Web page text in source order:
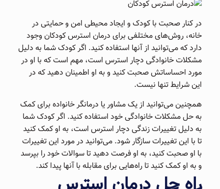
در کنار صحبت با کودک و ایجاد محیطی امن و حمایتی در
خانه، روش‌های مختلفی برای درمان استرس کودکان وجود
دارد که می‌توانید از آنها استفاده کنید. اگر کودک شما به دلیل
مشکلات خانوادگی دچار استرس است، مهم است که با او در
مورد احساساتش صحبت کنید و به او اطمینان دهید که در
این شرایط تنها نیست.
همچنین می‌توانید از یک مشاور یا درمانگر خانواده برای کمک
به حل مشکلات خانوادگی خود استفاده کنید. اگر کودک شما
به دلیل تغییرات زندگی دچار استرس است، به او کمک کنید
تا با این تغییرات سازگار شود. می‌توانید در مورد این تغییرات
با او صحبت کنید، به او فرصت دهید تا سوالات خود را بپرسد
و به او کمک کنید تا راه‌هایی برای مقابله با آنها پیدا کند.